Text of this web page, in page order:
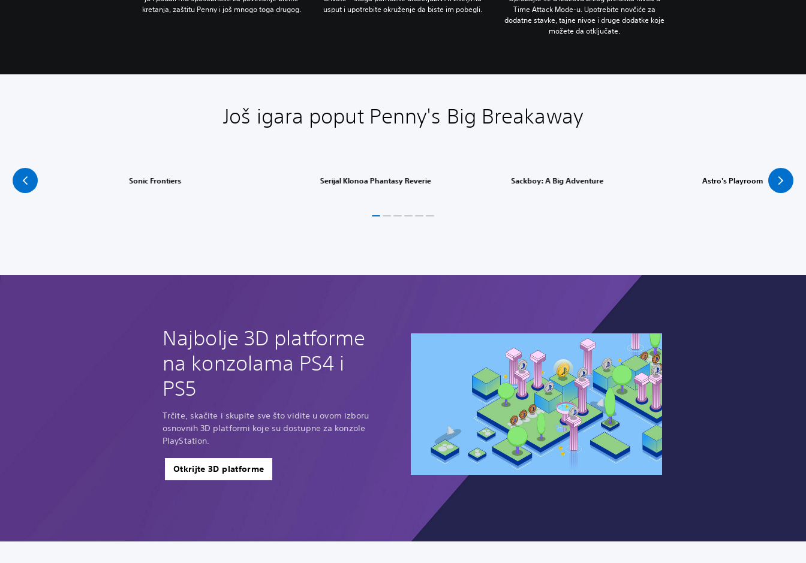
kretanja, zaštitu Penny i još mnogo toga drugog.
usput i upotrebite okruženje da biste im pobegli.
Time Attack Mode-u. Upotrebite novčiće za
dodatne stavke, tajne nivoe i druge dodatke koje
možete da otključate.
Još igara poput Penny's Big Breakaway
Serijal Klonoa Phantasy Reverie Sackboy: A Big Adventure Astro's Playroom
Sonic Frontiers
Najbolje 3D platforme
na konzolama PS4 i
PS5
Trčite, skačite i skupite sve što vidite u ovom izboru
osnovnih 3D platformi koje su dostupne za konzole
PlayStation.
Otkrijte 3D platforme